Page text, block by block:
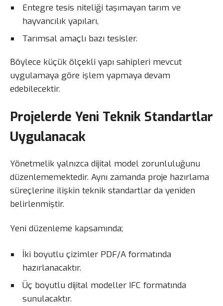
Entegre tesis niteliği taşımayan tarım ve
hayvancılık yapıları,
Tarımsal amaçlı bazı tesisler.
Böylece küçük ölçekli yapı sahipleri mevcut
uygulamaya göre işlem yapmaya devam
edebilecektir.
Projelerde Yeni Teknik Standartlar
Uygulanacak
Yönetmelik yalnızca dijital model zorunluluğunu
düzenlememektedir. Aynı zamanda proje hazırlama
süreçlerine ilişkin teknik standartlar da yeniden
belirlenmiştir.
Yeni düzenleme kapsamında;
İki boyutlu çizimler PDF/A formatında
hazırlanacaktır.
Üç boyutlu dijital modeller IFC formatında
sunulacaktır.